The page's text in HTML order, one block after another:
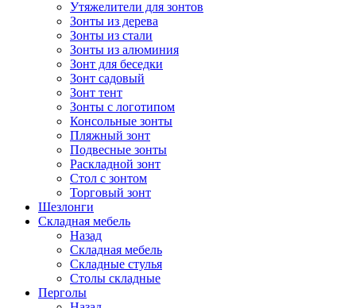
Утяжелители для зонтов
Зонты из дерева
Зонты из стали
Зонты из алюминия
Зонт для беседки
Зонт садовый
Зонт тент
Зонты с логотипом
Консольные зонты
Пляжный зонт
Подвесные зонты
Раскладной зонт
Стол с зонтом
Торговый зонт
Шезлонги
Складная мебель
Назад
Складная мебель
Складные стулья
Столы складные
Перголы